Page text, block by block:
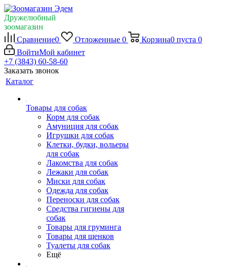
Дружелюбный
зоомагазин
Сравнение0 Отложенные 0 Корзина0 пуста 0
ВойтиМой кабинет
+7 (3843) 60-58-60
Заказать звонок
Каталог
Товары для собак
Корм для собак
Амуниция для собак
Игрушки для собак
Клетки, будки, вольеры
для собак
Лакомства для собак
Лежаки для собак
Миски для собак
Одежда для собак
Переноски для собак
Средства гигиены для
собак
Товары для груминга
Товары для щенков
Туалеты для собак
Ещё